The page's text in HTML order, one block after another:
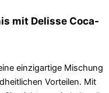
mit Delisse Coca-
einzigartige Mischung
Vorteilen. Mit